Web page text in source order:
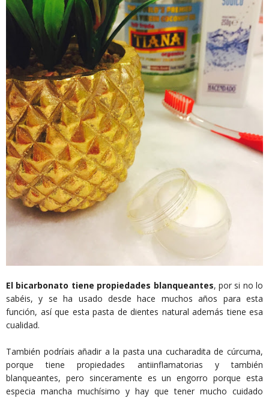
El bicarbonato tiene propiedades blanqueantes, por si no lo
sabéis, y se ha usado desde hace muchos años para esta
función, así que esta pasta de dientes natural además tiene esa
cualidad.
También podríais añadir a la pasta una cucharadita de cúrcuma,
porque tiene propiedades antiinflamatorias y también
blanqueantes, pero sinceramente es un engorro porque esta
especia mancha muchísimo y hay que tener mucho cuidado